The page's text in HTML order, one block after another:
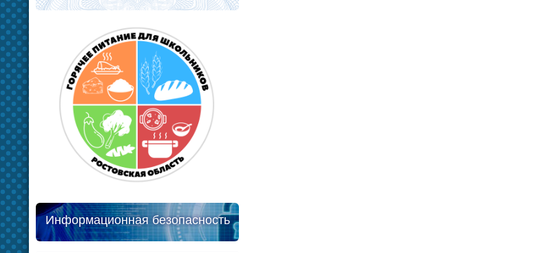
Информационная безопасность